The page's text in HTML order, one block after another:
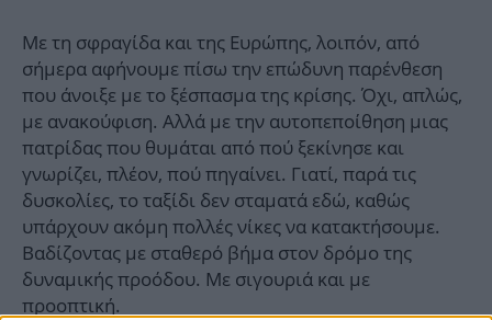
Με τη σφραγίδα και της Ευρώπης, λοιπόν, από
σήμερα αφήνουμε πίσω την επώδυνη παρένθεση
που άνοιξε με το ξέσπασμα της κρίσης. Όχι, απλώς,
με ανακούφιση. Αλλά με την αυτοπεποίθηση μιας
πατρίδας που θυμάται από πού ξεκίνησε και
γνωρίζει, πλέον, πού πηγαίνει. Γιατί, παρά τις
δυσκολίες, το ταξίδι δεν σταματά εδώ, καθώς
υπάρχουν ακόμη πολλές νίκες να κατακτήσουμε.
Βαδίζοντας με σταθερό βήμα στον δρόμο της
δυναμικής προόδου. Με σιγουριά και με
προοπτική.